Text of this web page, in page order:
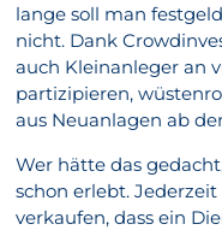
lange soll man
nicht. Dank
auch Kleinanleger an
partizipieren,
aus Neuanlagen ab
Wer hätte das
schon erlebt.
verkaufen, dass ein